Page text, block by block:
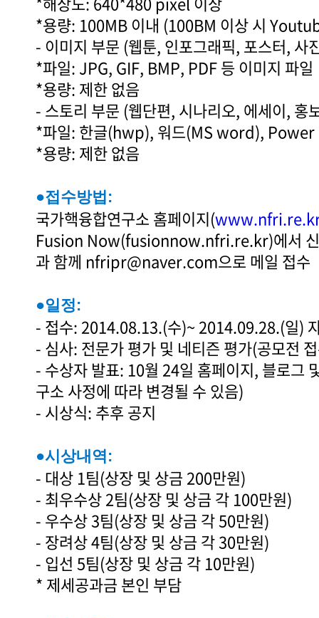
*용량: 100MB 이내 (100BM 이상 시
- 이미지 부문 (웹툰, 인포그래픽, 포스터, 사
*파일: JPG, GIF, BMP, PDF 등 이미지 파일
*용량: 제한 없음
- 스토리 부문 (웹단편, 시나리오, 에세이, 홍
*파일: 한글(hwp), 워드(MS word), Power
*용량: 제한 없음
●접수방법:
국가핵융합연구소 홈페이지(
Fusion Now(fusionnow.nfri.re.kr)에서 신
과 함께 nfripr@naver.com으로 메일 접수
●일정:
- 접수: 2014.08.13.(수)~ 2014.09.28.(일)
- 심사: 전문가 평가 및 네티즌 평가(공모전
- 수상자 발표: 10월 24일 홈페이지, 블로그
구소 사정에 따라 변경될 수 있음)
- 시상식: 추후 공지
●시상내역:
- 대상 1팀(상장 및 상금 200만원)
- 최우수상 2팀(상장 및 상금 각 100만원)
- 우수상 3팀(상장 및 상금 각 50만원)
- 장려상 4팀(상장 및 상금 각 30만원)
- 입선 5팀(상장 및 상금 각 10만원)
* 제세공과금 본인 부담